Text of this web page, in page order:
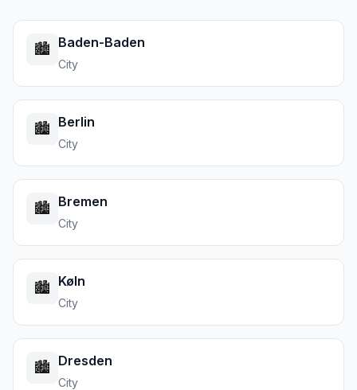
🏙️ Baden-Baden
City
🏙️ Berlin
City
🏙️ Bremen
City
🏙️ Køln
City
🏙️ Dresden
City